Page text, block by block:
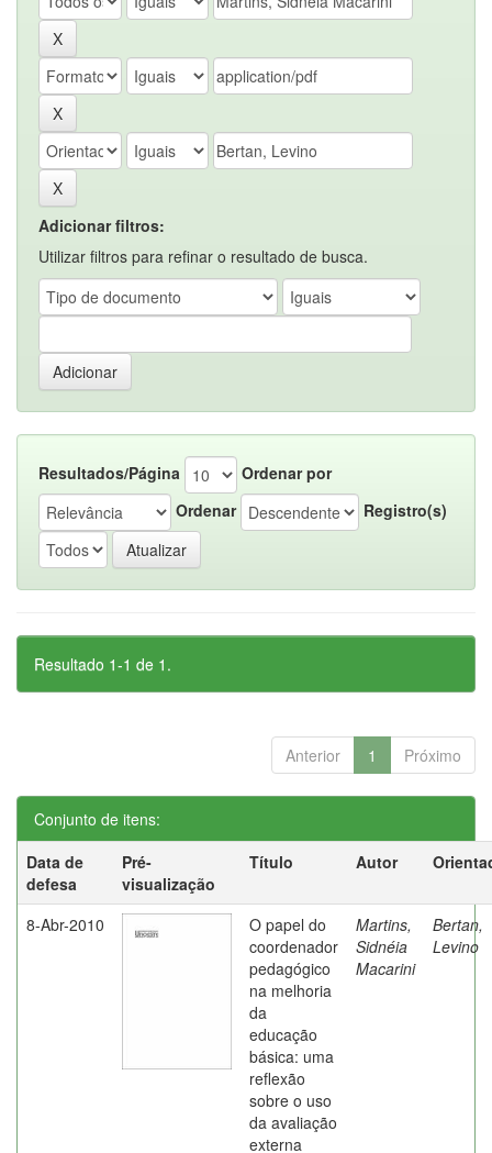
Adicionar filtros:
Utilizar filtros para refinar o resultado de busca.
Resultados/Página
Ordenar por
Ordenar
Registro(s)
Resultado 1-1 de 1.
Anterior 1 Próximo
Conjunto de itens:
Data de
defesa
Pré-
visualização
Título Autor
8-Abr-2010
O papel do
coordenador
pedagógico
na melhoria
da
educação
básica: uma
reflexão
sobre o uso
da avaliação
externa
Martins,
Sidnéia
Macarini
Bertan,
Levino